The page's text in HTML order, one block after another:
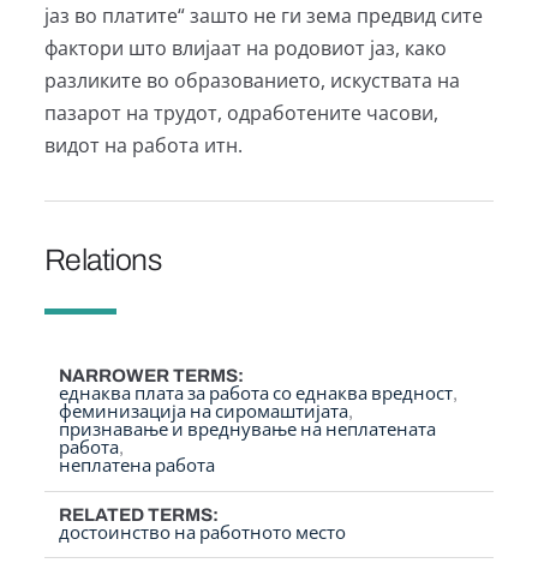
јаз во платите“ зашто не ги зема предвид сите
фактори што влијаат на родовиот јаз, како
разликите во образованието, искуствата на
пазарот на трудот, одработените часови,
видот на работа итн.
Relations
NARROWER TERMS
еднаква плата за работа со еднаква вредност
феминизација на сиромаштијата
признавање и вреднување на неплатената
работа
неплатена работа
RELATED TERMS
достоинство на работното место